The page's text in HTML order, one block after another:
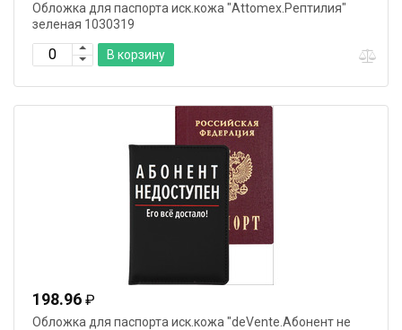
Обложка для паспорта иск.кожа "Attomex.Рептилия"
зеленая 1030319
В корзину
198.96 ₽
Обложка для паспорта иск.кожа "deVente.Абонент не